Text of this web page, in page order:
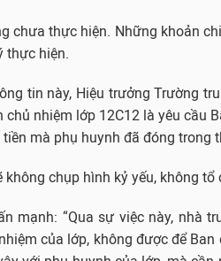
chưa thực hiện. Những khoản
thực hiện.
tin này, Hiệu trưởng Trường
nhiệm lớp 12C12 là yêu cầu
mà phụ huynh đã đóng trong
chụp hình kỷ yếu, không
mạnh: “Qua sự việc này, nhà
của lớp, không được để